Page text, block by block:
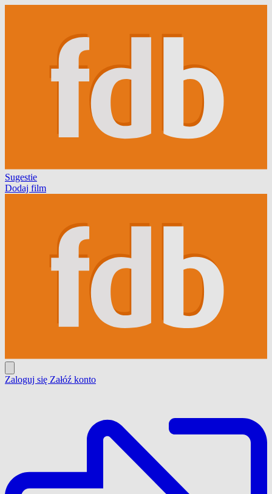
Sugestie
Dodaj film
Zaloguj się Załóź konto